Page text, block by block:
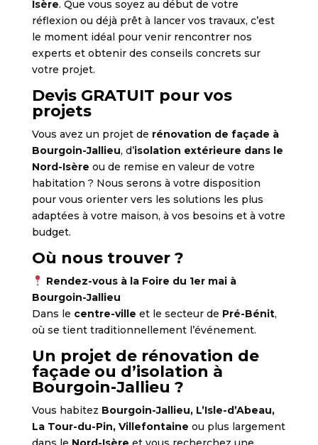
Isère. Que vous soyez au début de votre
réflexion ou déjà prêt à lancer vos travaux, c’est
le moment idéal pour venir rencontrer nos
experts et obtenir des conseils concrets sur
votre projet.
Devis GRATUIT pour vos
projets
Vous avez un projet de rénovation de façade à
Bourgoin-Jallieu, d’isolation extérieure dans le
Nord-Isère ou de remise en valeur de votre
habitation ? Nous serons à votre disposition
pour vous orienter vers les solutions les plus
adaptées à votre maison, à vos besoins et à votre
budget.
Où nous trouver ?
Rendez-vous à la Foire du 1er mai à
Bourgoin-Jallieu
Dans le centre-ville et le secteur de Pré-Bénit,
où se tient traditionnellement l’événement.
Un projet de rénovation de
façade ou d’isolation à
Bourgoin-Jallieu ?
Vous habitez Bourgoin-Jallieu, L’Isle-d’Abeau,
La Tour-du-Pin, Villefontaine ou plus largement